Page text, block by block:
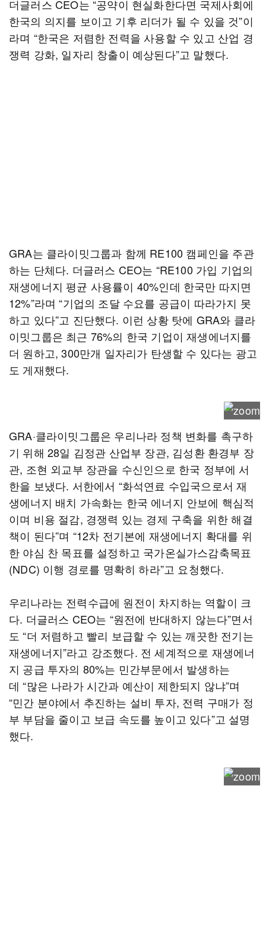
더글러스 CEO는 “공약이 현실화한다면 국제사회에
한국의 의지를 보이고 기후 리더가 될 수 있을 것”이
라며 “한국은 저렴한 전력을 사용할 수 있고 산업 경
쟁력 강화, 일자리 창출이 예상된다”고 말했다.
GRA는 클라이밋그룹과 함께 RE100 캠페인을 주관
하는 단체다. 더글러스 CEO는 “RE100 가입 기업의
재생에너지 평균 사용률이 40%인데 한국만 따지면
12%”라며 “기업의 조달 수요를 공급이 따라가지 못
하고 있다”고 진단했다. 이런 상황 탓에 GRA와 클라
이밋그룹은 최근 76%의 한국 기업이 재생에너지를
더 원하고, 300만개 일자리가 탄생할 수 있다는 광고
도 게재했다.
GRA·클라이밋그룹은 우리나라 정책 변화를 촉구하
기 위해 28일 김정관 산업부 장관, 김성환 환경부 장
관, 조현 외교부 장관을 수신인으로 한국 정부에 서
한을 보냈다. 서한에서 “화석연료 수입국으로서 재
생에너지 배치 가속화는 한국 에너지 안보에 핵심적
이며 비용 절감, 경쟁력 있는 경제 구축을 위한 해결
책이 된다”며 “12차 전기본에 재생에너지 확대를 위
한 야심 찬 목표를 설정하고 국가온실가스감축목표
(NDC) 이행 경로를 명확히 하라”고 요청했다.
우리나라는 전력수급에 원전이 차지하는 역할이 크
다. 더글러스 CEO는 “원전에 반대하지 않는다”면서
도 “더 저렴하고 빨리 보급할 수 있는 깨끗한 전기는
재생에너지”라고 강조했다. 전 세계적으로 재생에너
지 공급 투자의 80%는 민간부문에서 발생하는
데 “많은 나라가 시간과 예산이 제한되지 않냐”며
“민간 분야에서 추진하는 설비 투자, 전력 구매가 정
부 부담을 줄이고 보급 속도를 높이고 있다”고 설명
했다.